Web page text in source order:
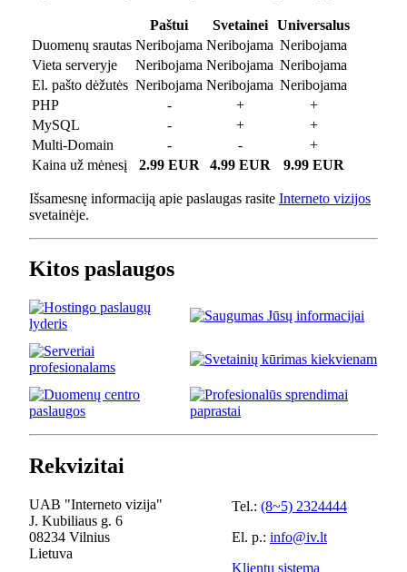
Paštui Svetainei
Universalus
Duomenų srautas Neribojama Neribojama Neribojama
Vieta serveryje
Neribojama Neribojama Neribojama
El. pašto dėžutės Neribojama Neribojama Neribojama
PHP
- +
+
MySQL
- +
+
Multi-Domain
- -
+
Kaina už mėnesį
2.99 EUR 4.99 EUR 9.99 EUR
Išsamesnę informaciją apie paslaugas rasite Interneto vizijos
svetainėje.
Kitos paslaugos
Rekvizitai
UAB "Interneto vizija"
J. Kubiliaus g. 6
08234 Vilnius
Lietuva
Tel.: (8~5) 2324444
El. p.: info@iv.lt
Klientų sistema